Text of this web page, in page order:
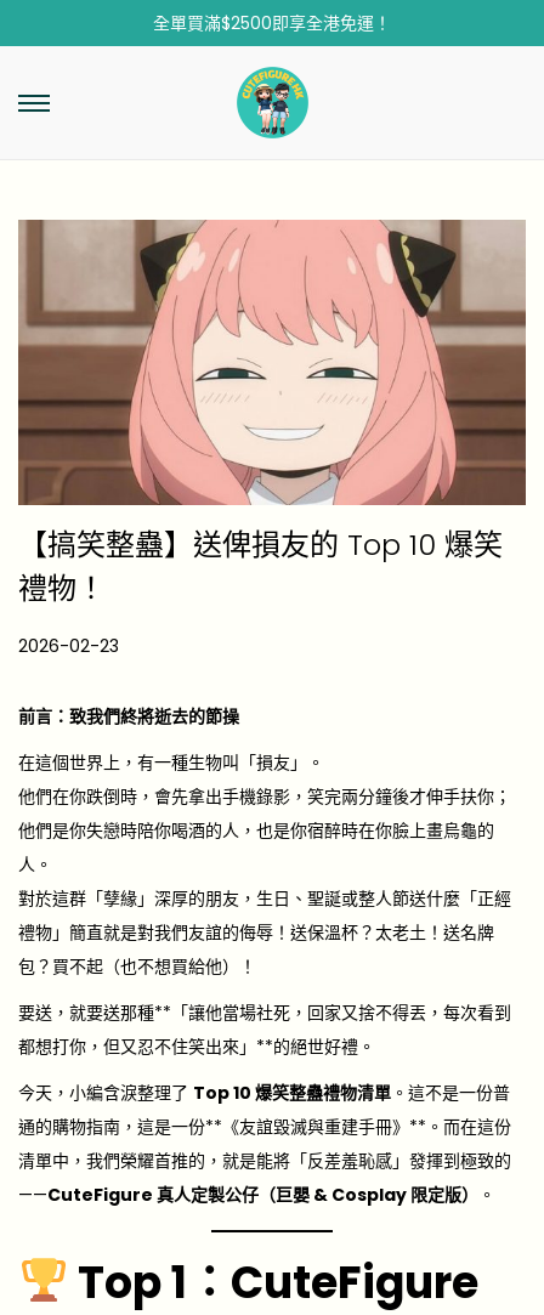
全單買滿$2500即享全港免運！
【搞笑整蠱】送俾損友的 Top 10 爆笑
禮物！
P
s
2026-02-23
前言：致我們終將逝去的節操
在這個世界上，有一種生物叫「損友」。
他們在你跌倒時，會先拿出手機錄影，笑完兩分鐘後才伸手扶你；
他們是你失戀時陪你喝酒的人，也是你宿醉時在你臉上畫烏龜的
人。
對於這群「孽緣」深厚的朋友，生日、聖誕或整人節送什麼「正經
禮物」簡直就是對我們友誼的侮辱！送保溫杯？太老土！送名牌
包？買不起（也不想買給他）！
要送，就要送那種**「讓他當場社死，回家又捨不得丟，每次看到
都想打你，但又忍不住笑出來」**的絕世好禮。
今天，小編含淚整理了 Top 10 爆笑整蠱禮物清單 。這不是一份普
通的購物指南，這是一份**《友誼毀滅與重建手冊》**。而在這份
清單中，我們榮耀首推的，就是能將「反差羞恥感」發揮到極致的
——CuteFigure 真人定製公仔（巨嬰 & Cosplay 限定版） 。
Top 1：CuteFigure